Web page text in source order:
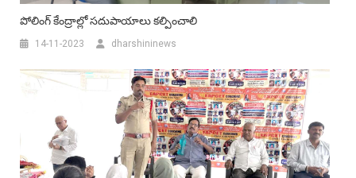
పోలింగ్ కేంద్రాల్లో సదుపాయాలు కల్పించాలి
14-11-2023 dharshininews